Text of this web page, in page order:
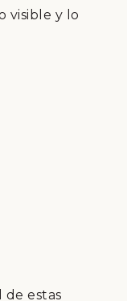
visible y lo
de estas